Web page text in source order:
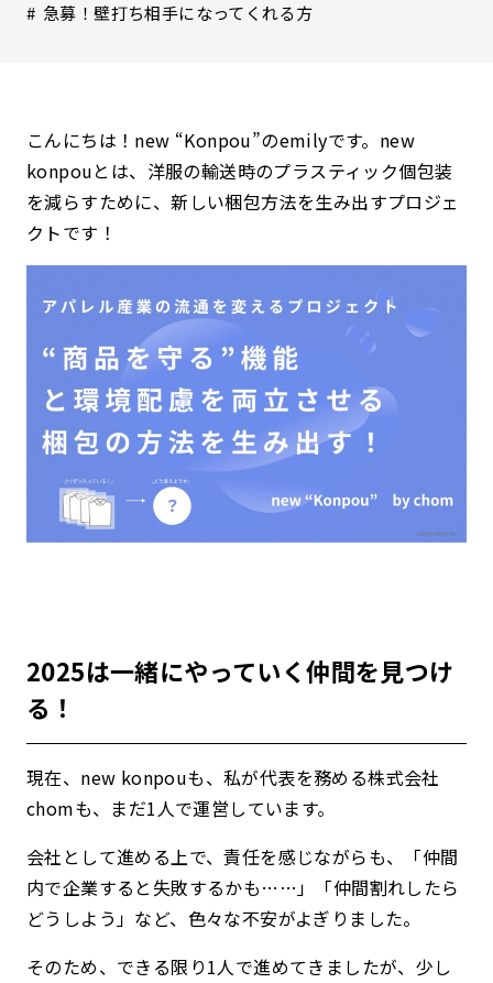
急募！壁打ち相手になってくれる方
こんにちは！new “Konpou”のemilyです。new
konpouとは、洋服の輸送時のプラスティック個包装
を減らすために、新しい梱包方法を生み出すプロジェ
クトです！
2025は一緒にやっていく仲間を見つけ
る！
現在、new konpouも、私が代表を務める株式会社
chomも、まだ1人で運営しています。
会社として進める上で、責任を感じながらも、「仲間
内で企業すると失敗するかも……」「仲間割れしたら
どうしよう」など、色々な不安がよぎりました。
そのため、できる限り1人で進めてきましたが、少し